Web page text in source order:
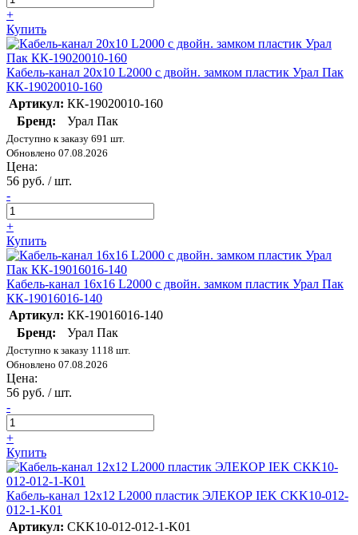
+
Купить
Кабель-канал 20х10 L2000 с двойн. замком пластик Урал Пак
КК-19020010-160
Артикул: КК-19020010-160
Бренд:
Урал Пак
Доступно к заказу 691 шт.
Обновлено 07.08.2026
Цена:
56 руб. / шт.
-
+
Купить
Кабель-канал 16х16 L2000 с двойн. замком пластик Урал Пак
КК-19016016-140
Артикул: КК-19016016-140
Бренд:
Урал Пак
Доступно к заказу 1118 шт.
Обновлено 07.08.2026
Цена:
56 руб. / шт.
-
+
Купить
Кабель-канал 12х12 L2000 пластик ЭЛЕКОР IEK CKK10-012-
012-1-K01
Артикул: CKK10-012-012-1-K01